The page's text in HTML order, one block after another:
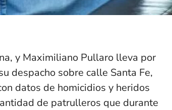
y Maximiliano Pullaro lleva por
despacho sobre calle Santa Fe,
datos de homicidios y heridos
de patrulleros que durante